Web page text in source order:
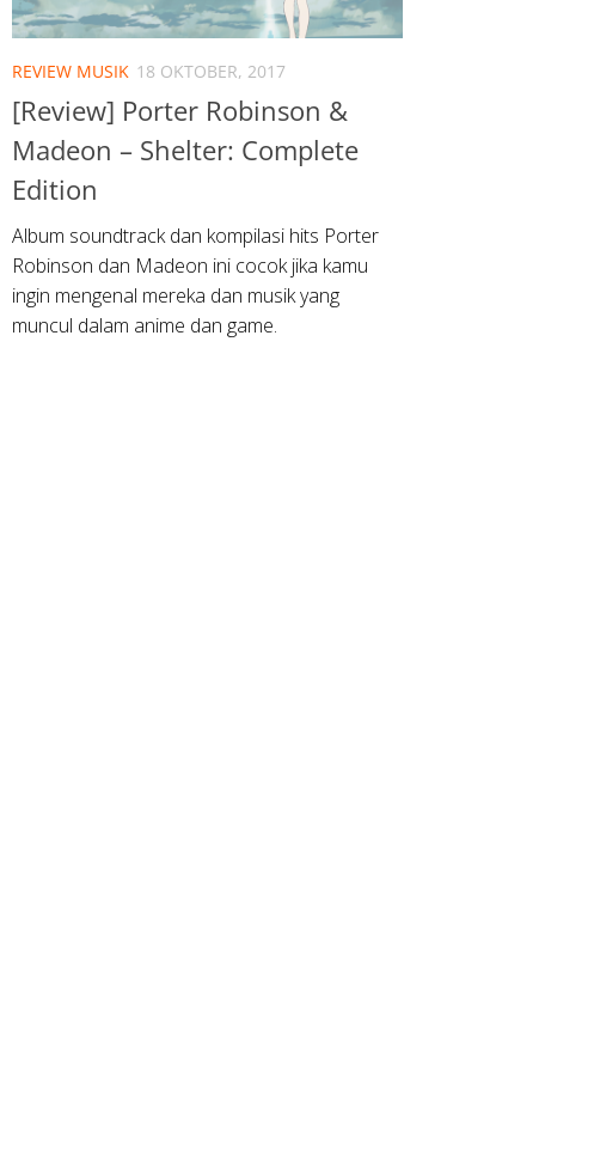
REVIEW MUSIK 18 OKTOBER, 2017
[Review] Porter Robinson &
Madeon – Shelter: Complete
Edition
Album soundtrack dan kompilasi hits Porter
Robinson dan Madeon ini cocok jika kamu
ingin mengenal mereka dan musik yang
muncul dalam anime dan game.